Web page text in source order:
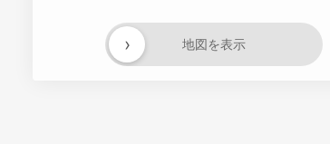
地図を表示
›